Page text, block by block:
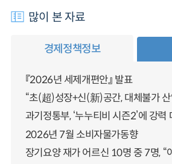
많이 본 자료
경제정책정보
『2026년 세제개편안』 발표
“초(超)성장+신(新)공간, 대체불가 산
과기정통부, ‘누누티비 시즌2’에 강력
2026년 7월 소비자물가동향